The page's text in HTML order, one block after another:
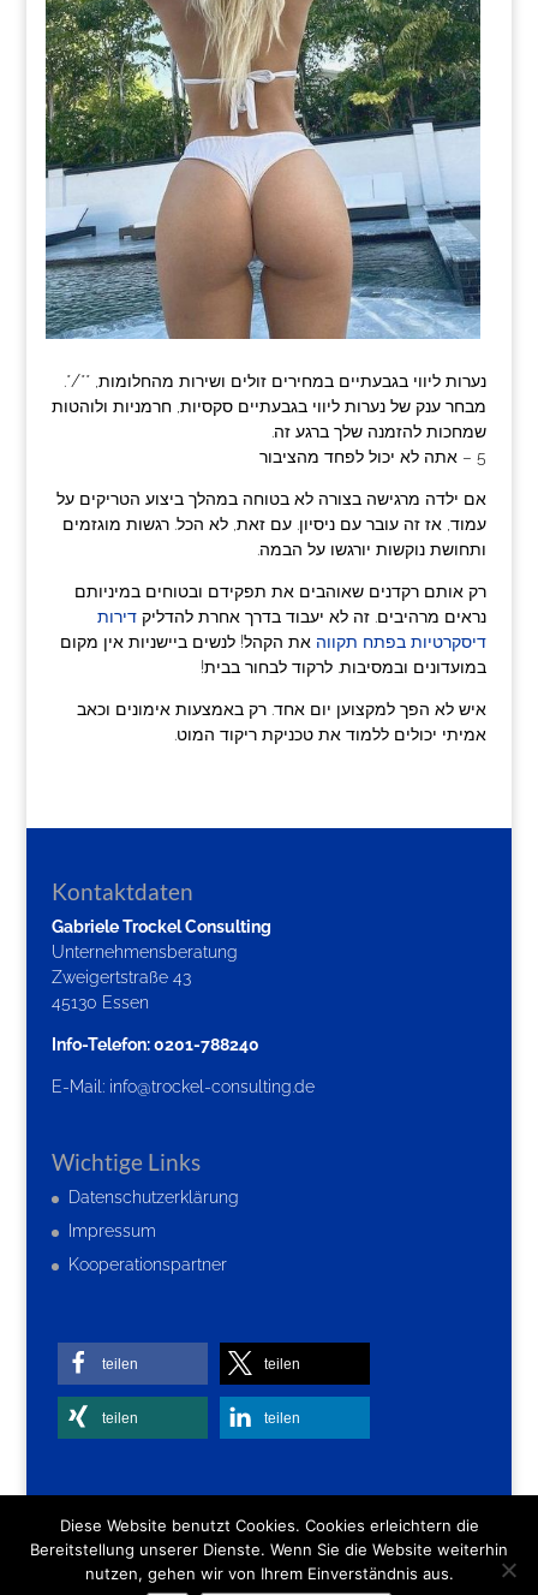
נערות ליווי בגבעתיים במחירים זולים ושירות מהחלומות, **/*.
מבחר ענק של נערות ליווי בגבעתיים סקסיות, חרמניות ולוהטות
שמחכות להזמנה שלך ברגע זה.
5 – אתה לא יכול לפחד מהציבור
אם ילדה מרגישה בצורה לא בטוחה במהלך ביצוע הטריקים על
עמוד, אז זה עובר עם ניסיון. עם זאת, לא הכל. רגשות מוגזמים
ותחושת נוקשות יורגשו על הבמה.
רק אותם רקדנים שאוהבים את תפקידם ובטוחים במיניותם
נראים מרהיבים. זה לא יעבוד בדרך אחרת להדליק דירות
דיסקרטיות בפתח תקווה את הקהל! לנשים ביישניות אין מקום
במועדונים ובמסיבות. לרקוד לבחור בבית!
איש לא הפך למקצוען יום אחד. רק באמצעות אימונים וכאב
אמיתי יכולים ללמוד את טכניקת ריקוד המוט.
Kontaktdaten
Gabriele Trockel Consulting
Unternehmensberatung
Zweigertstraße 43
45130 Essen
Info-Telefon: 0201-788240
E-Mail: info@trockel-consulting.de
Wichtige Links
Datenschutzerklärung
Impressum
Kooperationspartner
teilen teilen
teilen teilen
Diese Website benutzt Cookies. Cookies erleichtern die
Bereitstellung unserer Dienste. Wenn Sie die Website weiterhin
nutzen, gehen wir von Ihrem Einverständnis aus.